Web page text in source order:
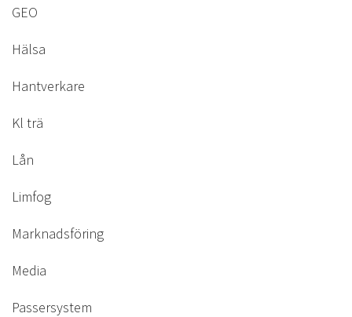
GEO
Hälsa
Hantverkare
Kl trä
Lån
Limfog
Marknadsföring
Media
Passersystem